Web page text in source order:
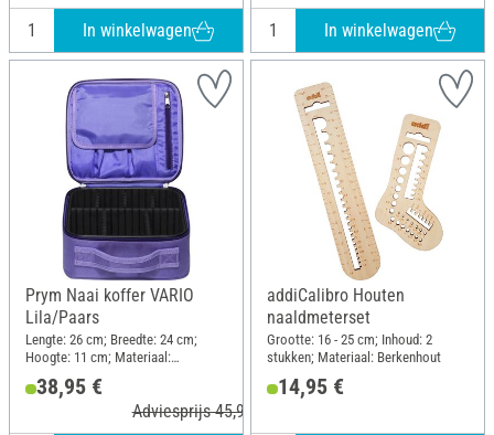
In winkelwagen In winkelwagen
Prym Naai koffer VARIO
Lila/Paars
Lengte: 26 cm; Breedte: 24 cm;
Hoogte: 11 cm; Materiaal:
Polyamide (PA)
38,95 €
Adviesprijs 45,90 €
addiCalibro Houten
naaldmeterset
Grootte: 16 - 25 cm; Inhoud: 2
stukken; Materiaal: Berkenhout
14,95 €